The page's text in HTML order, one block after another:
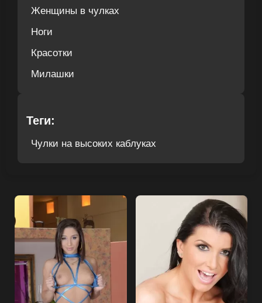
Женщины в чулках
Ноги
Красотки
Милашки
Теги:
Чулки на высоких каблуках